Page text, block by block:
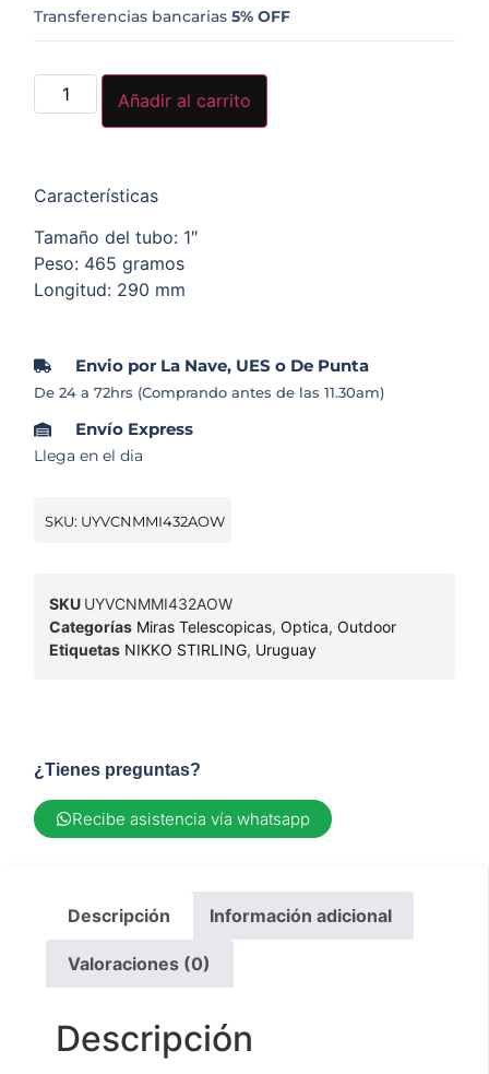
Transferencias bancarias5% OFF
Añadir al carrito
Características
Tamaño del tubo: 1″
Peso: 465 gramos
Longitud: 290 mm
Envio por La Nave, UES o De Punta
De 24 a 72hrs (Comprando antes de las 11.30am)
Envío Express
Llega en el dia
SKU: UYVCNMMI432AOW
SKU UYVCNMMI432AOW
Categorías Miras Telescopicas,Optica,Outdoor
Etiquetas NIKKO STIRLING, Uruguay
¿Tienes preguntas?
Recibe asistencia vía whatsapp
Descripción Información adicional
Valoraciones (0)
Descripción